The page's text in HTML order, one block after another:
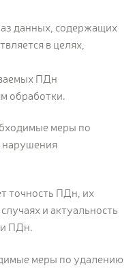
данных, содержащих
в целях,
ПДн
обработки.
меры по
нарушения
точность ПДн, их
и актуальность
ПДн.
меры по удалению